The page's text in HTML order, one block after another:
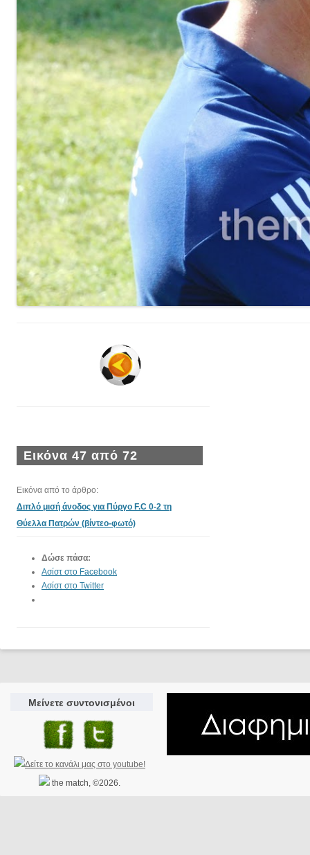
Εικόνα 47 από 72
Εικόνα από το άρθρο:
Διπλό μισή άνοδος για Πύργο F.C 0-2 τη
Θύελλα Πατρών (βίντεο-φωτό)
Δώσε πάσα:
Ασίστ στο Facebook
Ασίστ στο Twitter
Μείνετε συντονισμένοι
the match, ©2026.